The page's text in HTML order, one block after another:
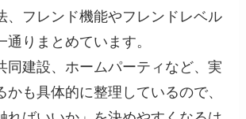
、フレンド機能やフレンドレベル
通りまとめています。
同建設、ホームパーティなど、実
かも具体的に整理しているので、